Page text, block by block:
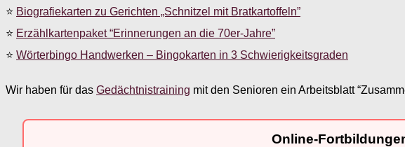
⭐ Biografiekarten zu Gerichten „Schnitzel mit Bratkartoffeln”
⭐ Erzählkartenpaket “Erinnerungen an die 70er-Jahre”
⭐ Wörterbingo Handwerken – Bingokarten in 3 Schwierigkeitsgraden
Wir haben für das Gedächtnistraining mit den Senioren ein Arbeitsblatt
Online-